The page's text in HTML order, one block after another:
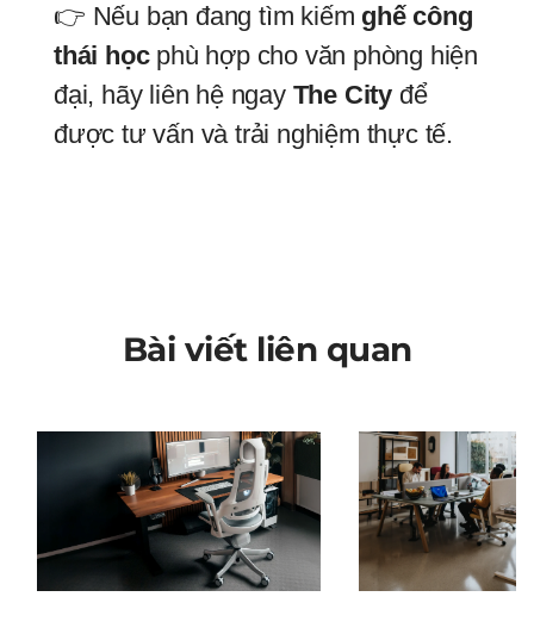
👉 Nếu bạn đang tìm kiếm ghế công
thái họcphù hợp cho văn phòng hiện
đại, hãy liên hệ ngay The City để
được tư vấn và trải nghiệm thực tế.
Bài viết liên quan